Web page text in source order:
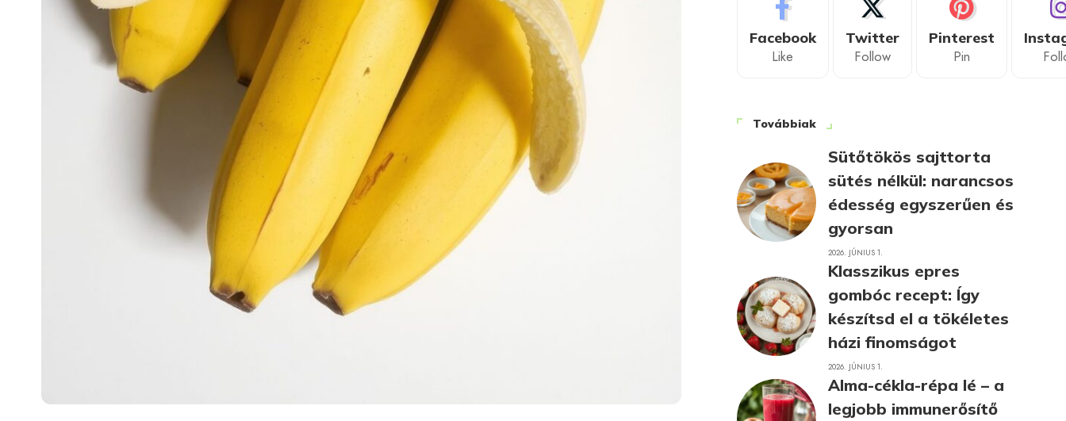
Facebook
Like
Twitter
Follow
Pinterest
Pin
Továbbiak
Sütőtökös sajttorta
sütés nélkül: narancsos
édesség egyszerűen és
gyorsan
2026. JÚNIUS 1.
Klasszikus epres
gombóc recept: Így
készítsd el a tökéletes
házi finomságot
2026. JÚNIUS 1.
Alma-cékla-répa lé – a
legjobb immunerősítő